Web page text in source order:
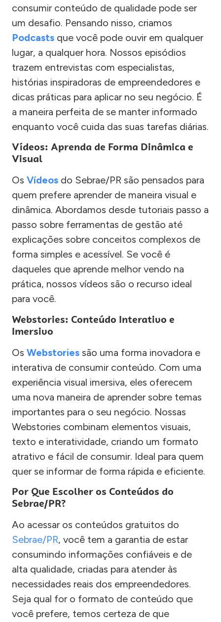
consumir conteúdo de qualidade pode ser
um desafio. Pensando nisso, criamos
Podcasts que você pode ouvir em qualquer
lugar, a qualquer hora. Nossos episódios
trazem entrevistas com especialistas,
histórias inspiradoras de empreendedores e
dicas práticas para aplicar no seu negócio. É
a maneira perfeita de se manter informado
enquanto você cuida das suas tarefas diárias.
Vídeos: Aprenda de Forma Dinâmica e
Visual
Os Vídeos do Sebrae/PR são pensados para
quem prefere aprender de maneira visual e
dinâmica. Abordamos desde tutoriais passo a
passo sobre ferramentas de gestão até
explicações sobre conceitos complexos de
forma simples e acessível. Se você é
daqueles que aprende melhor vendo na
prática, nossos vídeos são o recurso ideal
para você.
Webstories: Conteúdo Interativo e
Imersivo
Os Webstories são uma forma inovadora e
interativa de consumir conteúdo. Com uma
experiência visual imersiva, eles oferecem
uma nova maneira de aprender sobre temas
importantes para o seu negócio. Nossas
Webstories combinam elementos visuais,
texto e interatividade, criando um formato
atrativo e fácil de consumir. Ideal para quem
quer se informar de forma rápida e eficiente.
Por Que Escolher os Conteúdos do
Sebrae/PR?
Ao acessar os conteúdos gratuitos do
Sebrae/PR, você tem a garantia de estar
consumindo informações confiáveis e de
alta qualidade, criadas para atender às
necessidades reais dos empreendedores.
Seja qual for o formato de conteúdo que
você prefere, temos certeza de que